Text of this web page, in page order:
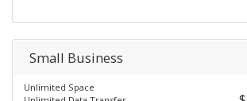
Small Business
Unlimited Space